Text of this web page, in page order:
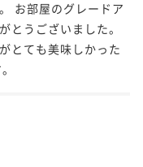
お部屋のグレードア
とうございました。
とても美味しかった